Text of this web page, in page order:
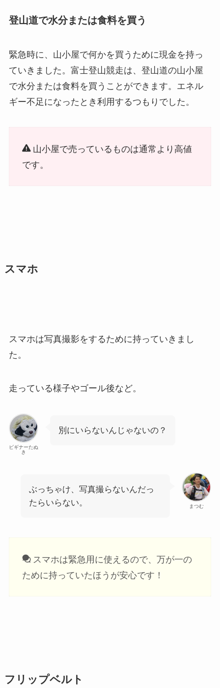
登山道で水分または食料を買う
緊急時に、山小屋で何かを買うために現金を持っ
ていきました。富士登山競走は、登山道の山小屋
で水分または食料を買うことができます。エネル
ギー不足になったとき利用するつもりでした。
山小屋で売っているものは通常より高値
です。
スマホ
スマホは写真撮影をするために持っていきまし
た。
走っている様子やゴール後など。
ビギナーたぬ
き
別にいらないんじゃないの？
まつむ
ぶっちゃけ、写真撮らないんだっ
たらいらない。
スマホは緊急用に使えるので、万が一の
ために持っていたほうが安心です！
フリップベルト